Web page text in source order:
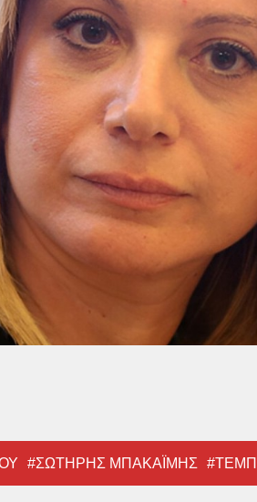
#ΣΩΤΗΡΗΣ ΜΠΑΚΑΪΜΗΣ